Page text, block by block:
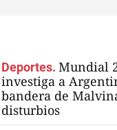
Deportes. Mundial
investiga a
bandera de
disturbios